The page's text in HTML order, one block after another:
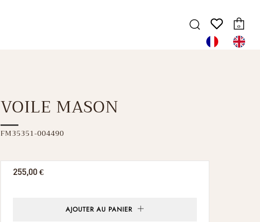
Recherche
0
VOILE MASON
FM35351-004490
Prix
255,00 €
AJOUTER AU PANIER